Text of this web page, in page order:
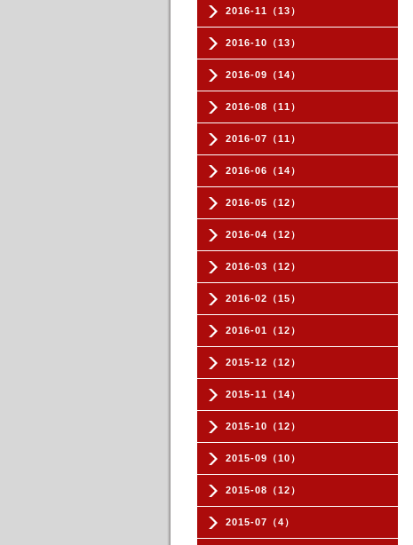
2016-11（13）
2016-10（13）
2016-09（14）
2016-08（11）
2016-07（11）
2016-06（14）
2016-05（12）
2016-04（12）
2016-03（12）
2016-02（15）
2016-01（12）
2015-12（12）
2015-11（14）
2015-10（12）
2015-09（10）
2015-08（12）
2015-07（4）